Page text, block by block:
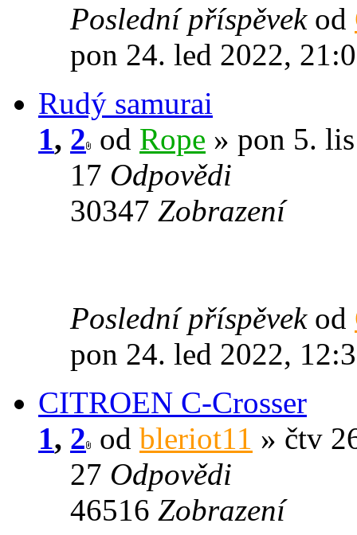
Poslední příspěvek od
pon 24. led 2022,
Rudý samurai
1, 2 od Rope » pon 5.
17 Odpovědi
30347 Zobrazení
Poslední příspěvek od
pon 24. led 2022,
CITROEN C-Crosser
1, 2 od bleriot11 » čtv
27 Odpovědi
46516 Zobrazení